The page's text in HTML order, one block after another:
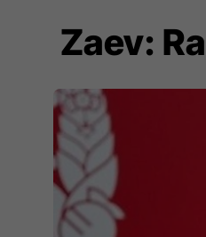
Zaev: